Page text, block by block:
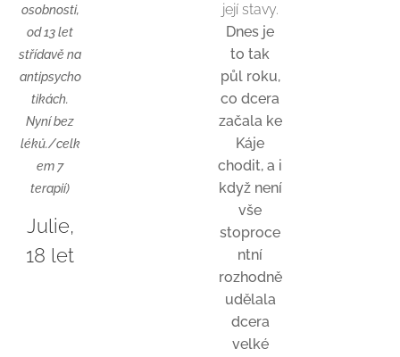
osobnosti,
od 13 let
střídavě na
antipsycho
tikách.
Nyní bez
léků./celk
em 7
terapií)
Julie,
18 let
její stavy.
Dnes je
to tak
půl roku,
co dcera
začala ke
Káje
chodit, a i
když není
vše
stoproce
ntní
rozhodně
udělala
dcera
velké